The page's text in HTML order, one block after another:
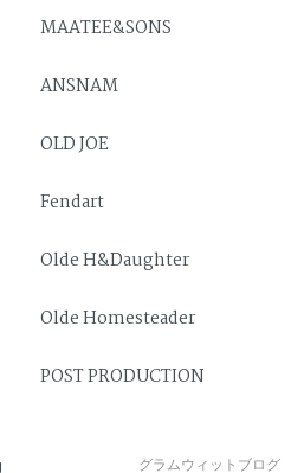
MAATEE&SONS
ANSNAM
OLD JOE
Fendart
Olde H&Daughter
Olde Homesteader
POST PRODUCTION
グラムウィットブログ